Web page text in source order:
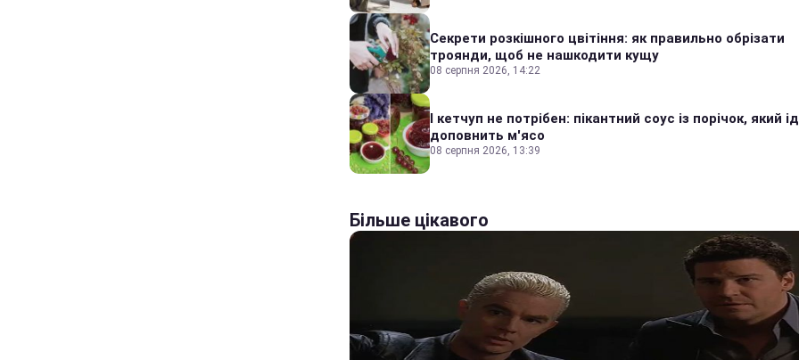
Секрети розкішного цвітіння: як правильно обрізати
троянди, щоб не нашкодити кущу
08 серпня 2026, 14:22
І кетчуп не потрібен: пікантний соус із порічок, який
доповнить м'ясо
08 серпня 2026, 13:39
Більше цікавого